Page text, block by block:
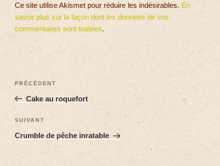
Ce site utilise Akismet pour réduire les indésirables. En
savoir plus sur la façon dont les données de vos
commentaires sont traitées.
PRÉCÉDENT
Cake au roquefort
SUIVANT
Crumble de pêche inratable